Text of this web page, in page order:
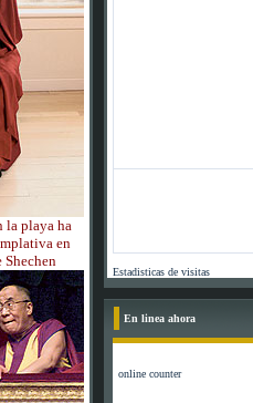
la playa ha
en
Shechen
Estadisticas de visitas
En linea ahora